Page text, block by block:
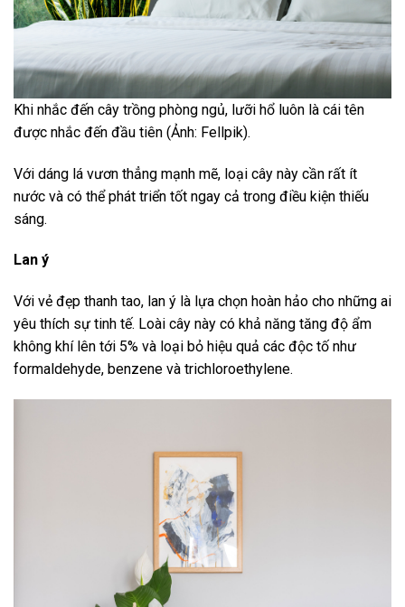
Khi nhắc đến cây trồng phòng ngủ, lưỡi hổ luôn là cái tên
được nhắc đến đầu tiên (Ảnh: Fellpik).
Với dáng lá vươn thẳng mạnh mẽ, loại cây này cần rất ít
nước và có thể phát triển tốt ngay cả trong điều kiện thiếu
sáng.
Lan ý
Với vẻ đẹp thanh tao, lan ý là lựa chọn hoàn hảo cho những ai
yêu thích sự tinh tế. Loài cây này có khả năng tăng độ ẩm
không khí lên tới 5% và loại bỏ hiệu quả các độc tố như
formaldehyde, benzene và trichloroethylene.